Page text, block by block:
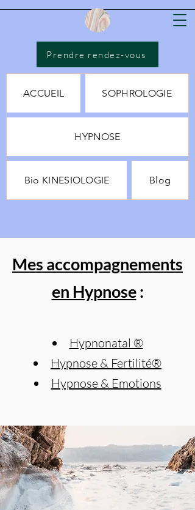
Prendre rendez-vous
ACCUEIL SOPHROLOGIE
HYPNOSE
Bio KINESIOLOGIE Blog
Mes accompagnements
en Hypnose:
Hypnonatal ®
Hypnose & Fertilité®
Hypnose & Emotions